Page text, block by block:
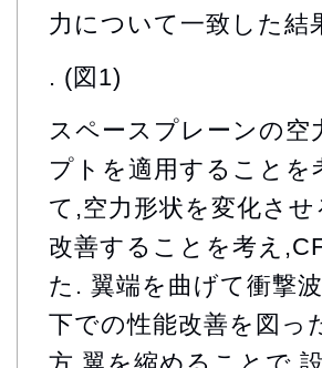
力について一致した結
. (図1)
スペースプレーンの
プトを適用すること
て,空力形状を変化さ
改善することを考え
た. 翼端を曲げて衝撃
下での性能改善を図っ